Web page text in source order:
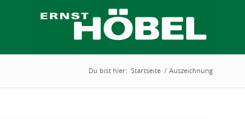
Du bist hier: Startseite / Auszeichnung